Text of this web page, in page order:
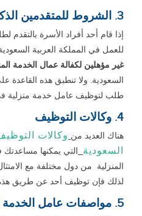
3. الشروط للمتقدمين الذكور
إذا قام أحد أفراد الأسرة
للعمل في المملكة العربية
غير مؤهلين لكفالة عمال الخدمة
السعودية. ولا تنطبق هذه القاعدة
طلب لتوظيف عامل خدمة منزلية في
4. وكالات التوظيف
هناك العديد من وكالات
السعودية التي يمكنها
المنزلية من دول مختلفة مع
لذلك فإن توظيف أحد عن طريق هذه
5. مواصفات عامل الخدمة المنزلية